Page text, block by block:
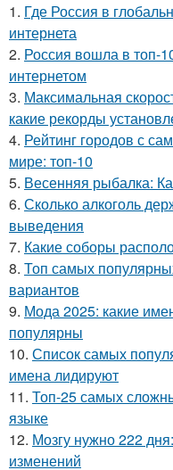
1. Где Россия в
интернета
2. Россия вошла в топ-
интернетом
3. Максимальная
какие рекорды
4. Рейтинг городов с
мире: топ-10
5. Весенняя рыбалка:
6. Сколько алкоголь
выведения
7. Какие соборы
8. Топ самых
вариантов
9. Мода 2025: какие
популярны
10. Список самых
имена лидируют
11. Топ-25 самых
языке
12. Мозгу нужно 222
изменений